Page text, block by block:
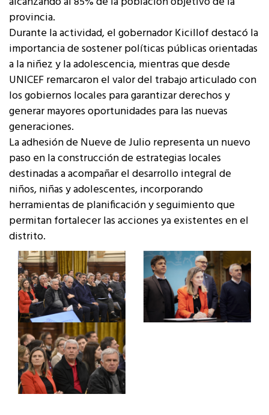
provincia.
Durante la actividad, el gobernador Kicillof destacó la
importancia de sostener políticas públicas orientadas
a la niñez y la adolescencia, mientras que desde
UNICEF remarcaron el valor del trabajo articulado con
los gobiernos locales para garantizar derechos y
generar mayores oportunidades para las nuevas
generaciones.
La adhesión de Nueve de Julio representa un nuevo
paso en la construcción de estrategias locales
destinadas a acompañar el desarrollo integral de
niños, niñas y adolescentes, incorporando
herramientas de planificación y seguimiento que
permitan fortalecer las acciones ya existentes en el
distrito.